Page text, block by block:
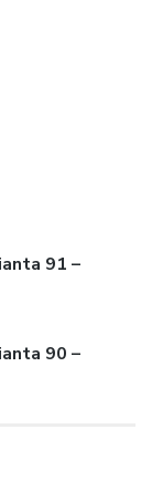
91 –
90 –